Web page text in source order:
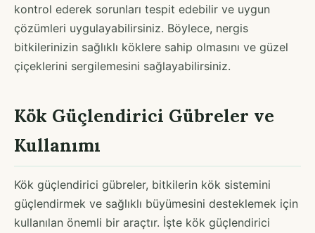
kontrol ederek sorunları tespit edebilir ve uygun
çözümleri uygulayabilirsiniz. Böylece, nergis
bitkilerinizin sağlıklı köklere sahip olmasını ve güzel
çiçeklerini sergilemesini sağlayabilirsiniz.
Kök Güçlendirici Gübreler ve
Kullanımı
Kök güçlendirici gübreler, bitkilerin kök sistemini
güçlendirmek ve sağlıklı büyümesini desteklemek için
kullanılan önemli bir araçtır. İşte kök güçlendirici